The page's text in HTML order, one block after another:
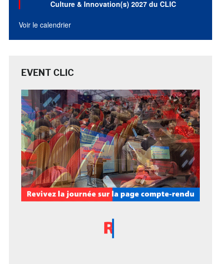
Culture & Innovation(s) 2027 du CLIC
Voir le calendrier
EVENT CLIC